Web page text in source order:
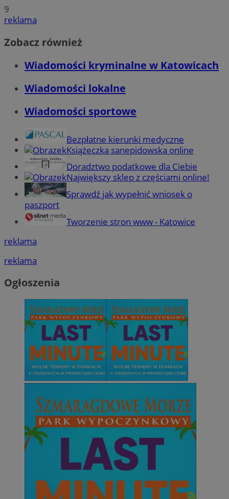
9
reklama
Zobacz również
Wiadomości kryminalne w Katowicach
Wiadomości lokalne
Wiadomości sportowe
Bezpłatne kierunki medyczne
Książeczka sanepidowska online
Doradztwo podatkowe dla Ciebie
Największy sklep z częściami online!
Sprawdź jak wypełnić wniosek o
paszport
Tworzenie stron www - Katowice
reklama
reklama
Ogłoszenia